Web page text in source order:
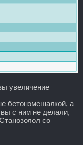
увеличение
бетономешалкой, а
вы с ним не делали,
со